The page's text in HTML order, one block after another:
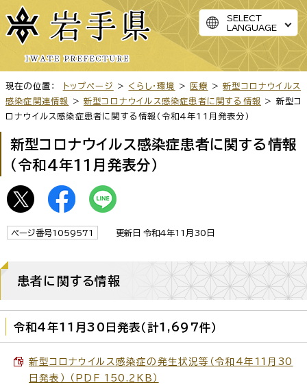
SELECT
LANGUAGE
現在の位置： トップページ > くらし・環境 > 医療 >新型コロナウイルス
感染症関連情報
>新型コロナウイルス感染症患者に関する情報 > 新型コ
ロナウイルス感染症患者に関する情報（令和4年11月発表分）
新型コロナウイルス感染症患者に関する情報
（令和4年11月発表分）
ページ番号1059571 更新日 令和4年11月30日
患者に関する情報
令和4年11月30日発表（計1,697件）
新型コロナウイルス感染症の発生状況等（令和4年11月30
日発表） （PDF 150.2KB）